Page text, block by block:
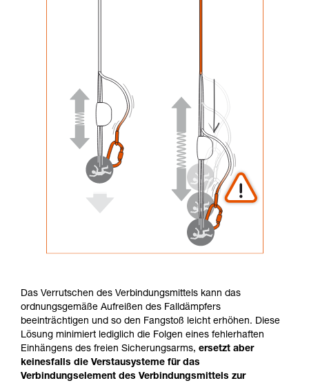
Das Verrutschen des Verbindungsmittels kann das
ordnungsgemäße Aufreißen des Falldämpfers
beeinträchtigen und so den Fangstoß leicht erhöhen. Diese
Lösung minimiert lediglich die Folgen eines fehlerhaften
Einhängens des freien Sicherungsarms, ersetzt aber
keinesfalls die Verstausysteme für das
Verbindungselement des Verbindungsmittels zur